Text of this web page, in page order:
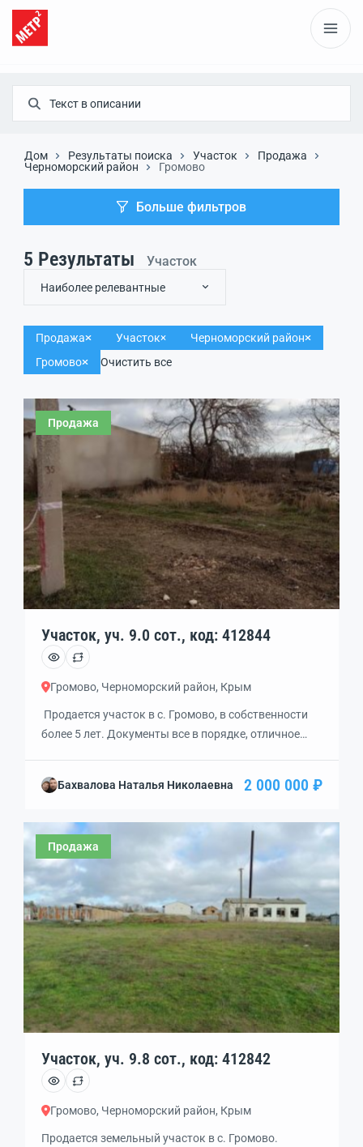
Дом Результаты поиска Участок
Продажа
Черноморский район
Громово
Больше фильтров
5 Результаты Участок
Наиболее релевантные
Продажа Участок
Черноморский район
Громово
Очистить все
Продажа
Участок, уч. 9.0 сот., код: 412844
Громово, Черноморский район, Крым
Продается участок в с. Громово, в собственности
более 5 лет. Документы все в порядке, отличное
Электричество, вода в доступности для
Бахвалова Наталья Николаевна 2 000 000 ₽
Продажа
Участок, уч. 9.8 сот., код: 412842
Громово, Черноморский район, Крым
Продается земельный участок в с. Громово.